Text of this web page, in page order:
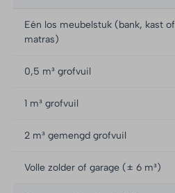
Eén los meubelstuk (bank, kast of
matras)
0,5 m³ grofvuil
1 m³ grofvuil
2 m³ gemengd grofvuil
Volle zolder of garage (± 6 m³)